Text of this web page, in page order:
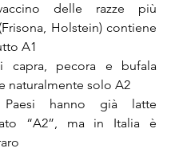
delle razze più
Holstein) contiene
A1
capra, pecora e bufala
naturalmente solo A2
Paesi hanno già latte
“A2”, ma in Italia è